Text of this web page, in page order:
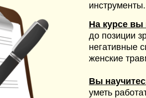
На курсе вы
до позиции
негативные
женские
Вы
уметь
инструменты.